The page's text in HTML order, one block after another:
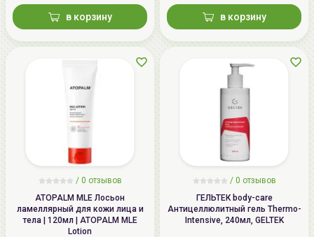
в корзину в корзину
/ 0 отзывов
ATOPALM MLE Лосьон
ламеллярный для кожи лица и
тела | 120мл | ATOPALM MLE
Lotion
/ 0 отзывов
ГЕЛЬТЕК body-care
Антицеллюлитный гель Thermo-
Intensive, 240мл, GELTEK